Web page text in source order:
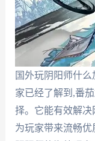
国外玩阴阳师什
家已经了解到,番
择。它能有效解
为玩家带来流畅